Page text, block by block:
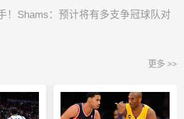
！Shams：预计将有多支争冠球队对
更多 >>